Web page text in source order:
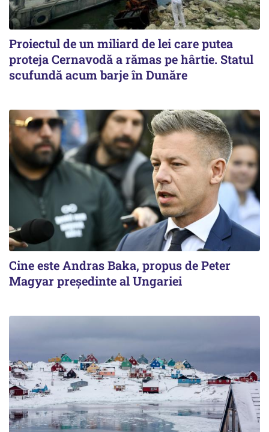
Proiectul de un miliard de lei care putea
proteja Cernavodă a rămas pe hârtie. Statul
scufundă acum barje în Dunăre
Cine este Andras Baka, propus de Peter
Magyar președinte al Ungariei